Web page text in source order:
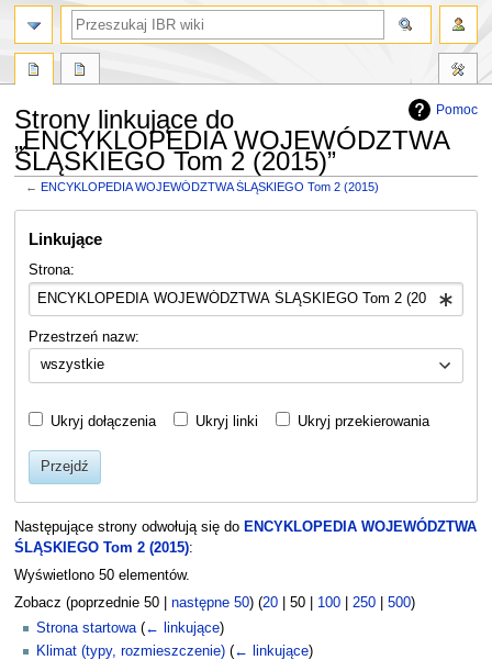
Pomoc
Strony linkujące do
„ENCYKLOPEDIA WOJEWÓDZTWA
ŚLĄSKIEGO Tom 2 (2015)”
←ENCYKLOPEDIA WOJEWÓDZTWA ŚLĄSKIEGO Tom 2 (2015)
Linkujące
Strona:
Przestrzeń nazw:
wszystkie
Ukryj dołączenia Ukryj linki Ukryj przekierowania
Przejdź
Następujące strony odwołują się do ENCYKLOPEDIA WOJEWÓDZTWA
ŚLĄSKIEGO Tom 2 (2015):
Wyświetlono 50 elementów.
Zobacz (poprzednie 50| następne 50) (20| 50| 100| 250| 500)
Strona startowa (← linkujące)
Klimat (typy, rozmieszczenie) (← linkujące)
szukaj